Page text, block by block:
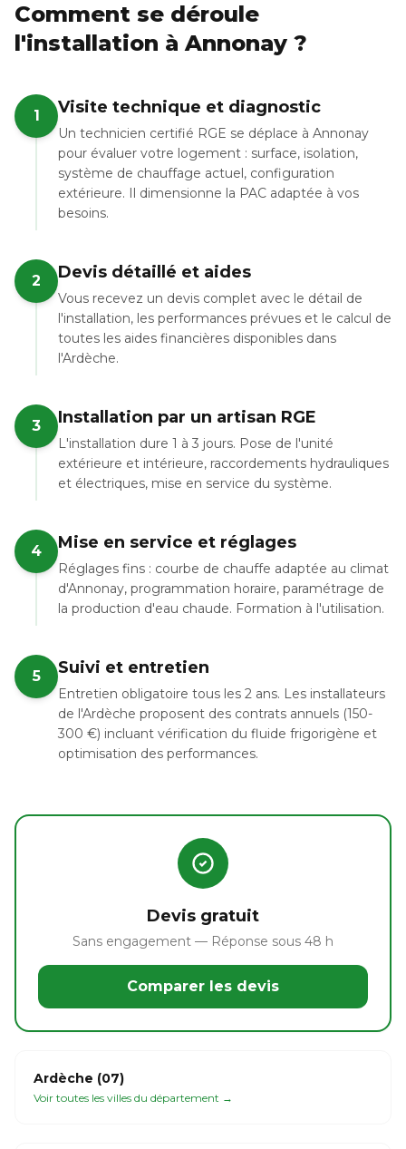
Comment se déroule
l'installation à Annonay ?
1 Visite technique et diagnostic
Un technicien certifié RGE se déplace à Annonay
pour évaluer votre logement : surface, isolation,
système de chauffage actuel, configuration
extérieure. Il dimensionne la PAC adaptée à vos
besoins.
2 Devis détaillé et aides
Vous recevez un devis complet avec le détail de
l'installation, les performances prévues et le calcul de
toutes les aides financières disponibles dans
l'Ardèche.
3 Installation par un artisan RGE
L'installation dure 1 à 3 jours. Pose de l'unité
extérieure et intérieure, raccordements hydrauliques
et électriques, mise en service du système.
4 Mise en service et réglages
Réglages fins : courbe de chauffe adaptée au climat
d'Annonay, programmation horaire, paramétrage de
la production d'eau chaude. Formation à l'utilisation.
5 Suivi et entretien
Entretien obligatoire tous les 2 ans. Les installateurs
de l'Ardèche proposent des contrats annuels (150-
300 €) incluant vérification du fluide frigorigène et
optimisation des performances.
Devis gratuit
Sans engagement — Réponse sous 48 h
Comparer les devis
Ardèche (07)
Voir toutes les villes du département →